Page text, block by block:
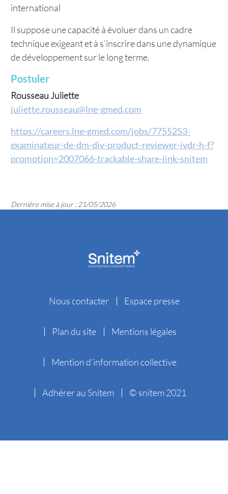
international
Il suppose une capacité à évoluer dans un cadre
technique exigeant et à s’inscrire dans une dynamique
de développement sur le long terme.
Postuler
Rousseau Juliette
juliette.rousseau@lne-gmed.com
https://careers.lne-gmed.com/jobs/7755253-
examinateur-de-dm-div-product-reviewer-ivdr-h-f?
promotion=2007066-trackable-share-link-snitem
Dernière mise à jour : 21/05/2026
Nous contacter Espace presse
Plan du site Mentions légales
Mention d’information collective
Adhérer au Snitem © snitem 2021